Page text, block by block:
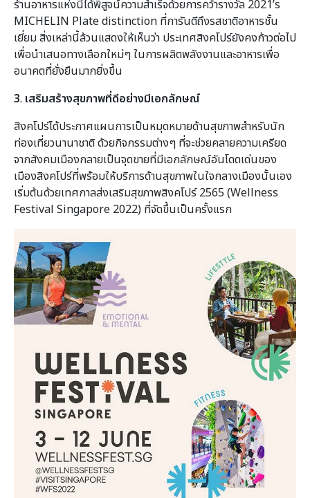
ร้านอาหารแห่งนี้ได้พิสูจน์ความสำเร็จด้วยการคว้ารางวัล 2021’s
MICHELIN Plate distinction ที่การันตีถึงรสชาติอาหารชั้น
เยี่ยม สิ่งเหล่านี้ล้วนแสดงให้เห็นว่า ประเทศสิงคโปร์ยังคงก้าวต่อไป
เพื่อนำเสนอทางเลือกใหม่ๆ ในการผลิตพลังงานและอาหารเพื่อ
อนาคตที่ยั่งยืนมากยิ่งขึ้น
3. เสริมสร้างสุขภาพที่ดีอย่างมีเอกลักษณ์
สิงคโปร์ได้ประกาศแผนการเป็นหมุดหมายด้านสุขภาพสำหรับนัก
ท่องเที่ยวนานาชาติ ด้วยกิจกรรมต่างๆ ที่จะช่วยคลายความเครียด
จากสังคมเมืองกลายเป็นจุดขายที่มีเอกลักษณ์อันโดดเด่นของ
เมืองสิงคโปร์ที่พร้อมให้บริการด้านสุขภาพในใจกลางเมืองนั้นเอง
เริ่มต้นด้วยเทศกาลส่งเสริมสุขภาพสิงคโปร์ 2565 (Wellness
Festival Singapore 2022) ที่จัดขึ้นเป็นครั้งแรก